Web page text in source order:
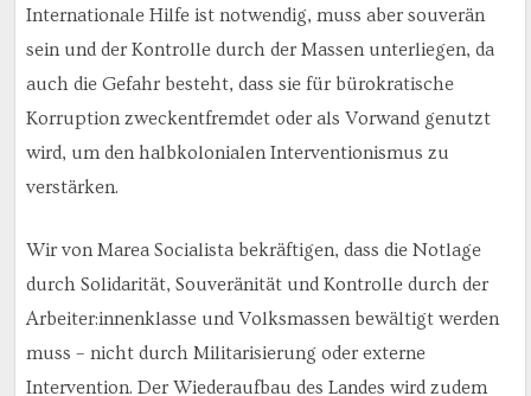
Internationale Hilfe ist notwendig, muss aber souverän
sein und der Kontrolle durch der Massen unterliegen, da
auch die Gefahr besteht, dass sie für bürokratische
Korruption zweckentfremdet oder als Vorwand genutzt
wird, um den halbkolonialen Interventionismus zu
verstärken.
Wir von Marea Socialista bekräftigen, dass die Notlage
durch Solidarität, Souveränität und Kontrolle durch der
Arbeiter:innenklasse und Volksmassen bewältigt werden
muss – nicht durch Militarisierung oder externe
Intervention. Der Wiederaufbau des Landes wird zudem